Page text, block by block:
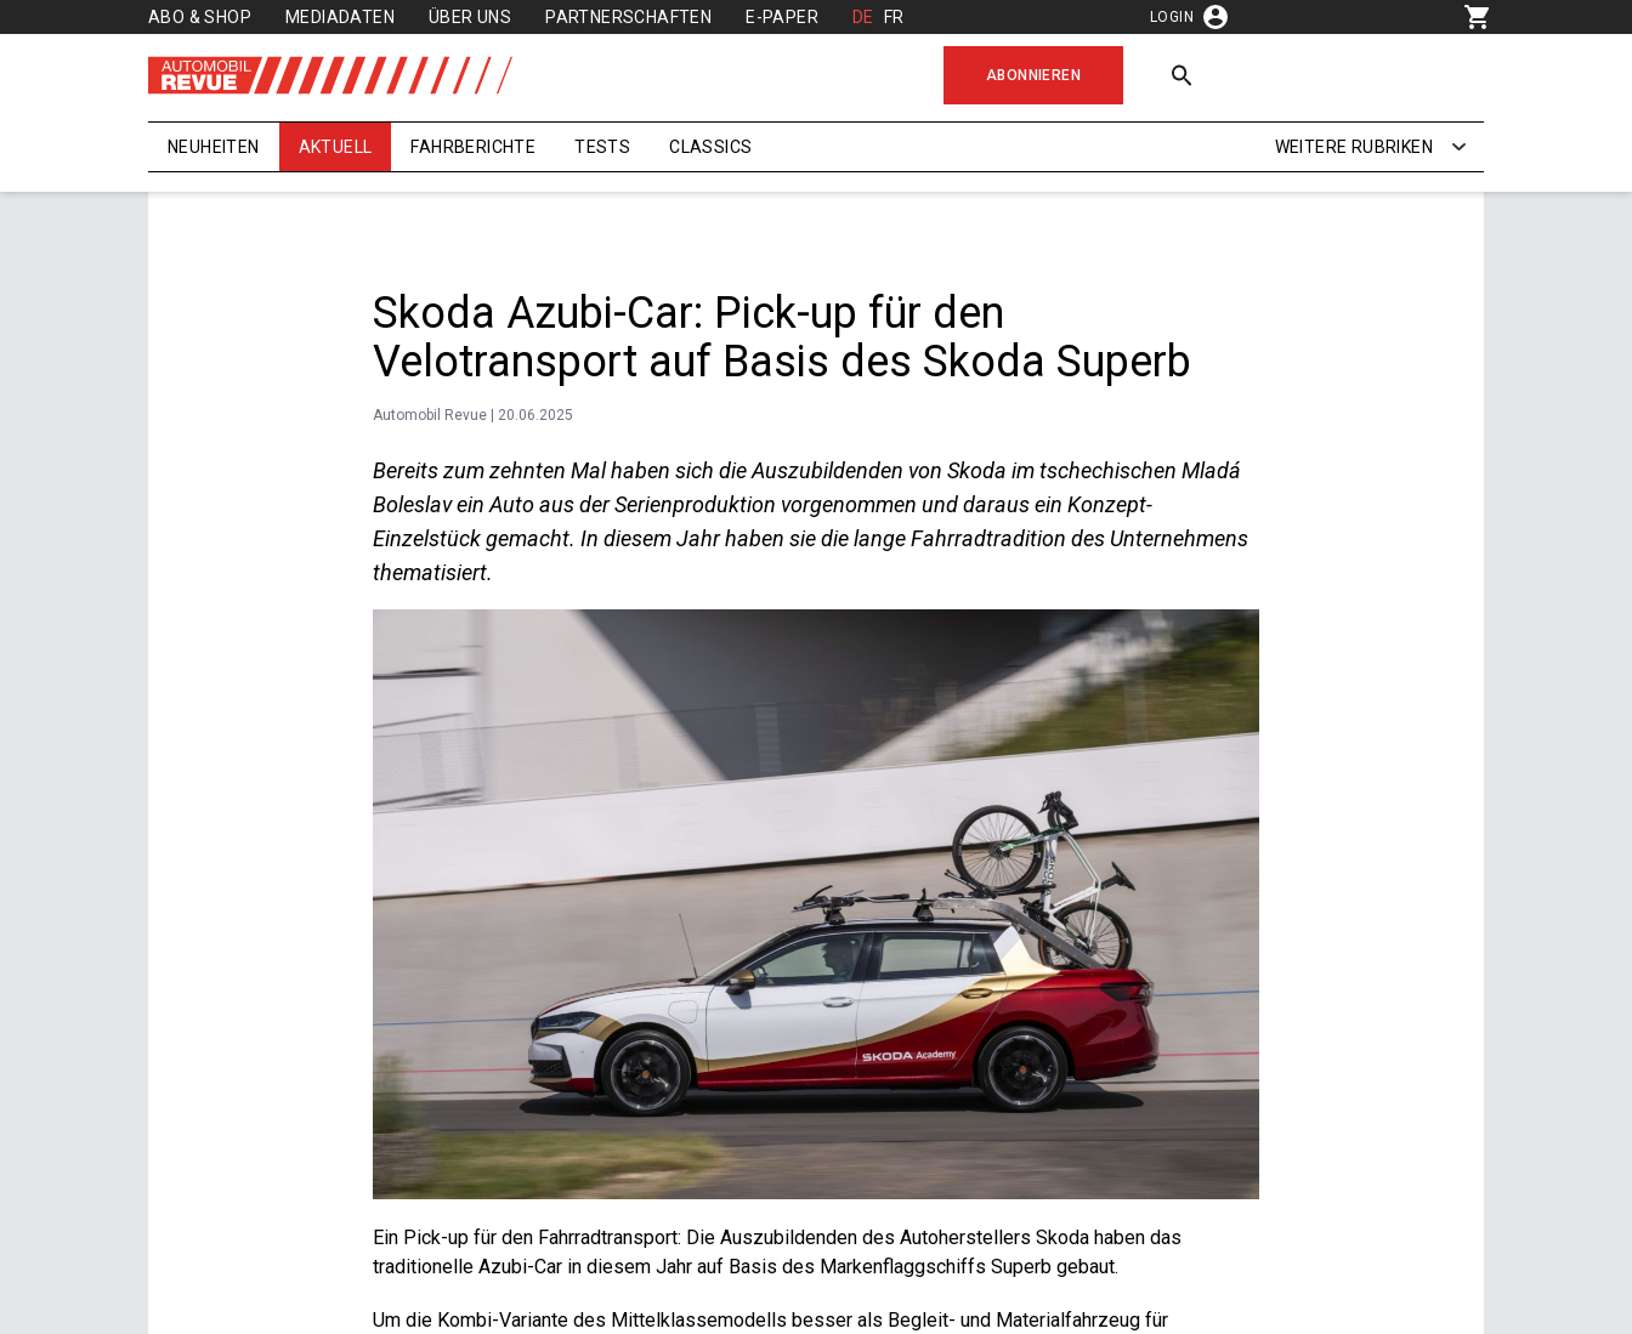
ABO & SHOP MEDIADATEN ÜBER UNS PARTNERSCHAFTEN E-PAPER DE FR LOGIN
ABONNIEREN
NEUHEITEN AKTUELL FAHRBERICHTE TESTS CLASSICS WEITERE RUBRIKEN
Skoda Azubi-Car: Pick-up für den
Velotransport auf Basis des Skoda Superb
Automobil Revue | 20.06.2025
Bereits zum zehnten Mal haben sich die Auszubildenden von Skoda im tschechischen Mladá
Boleslav ein Auto aus der Serienproduktion vorgenommen und daraus ein Konzept-
Einzelstück gemacht. In diesem Jahr haben sie die lange Fahrradtradition des Unternehmens
thematisiert.
Ein Pick-up für den Fahrradtransport: Die Auszubildenden des Autoherstellers Skoda haben das
traditionelle Azubi-Car in diesem Jahr auf Basis des Markenflaggschiffs Superb gebaut.
Um die Kombi-Variante des Mittelklassemodells besser als Begleit- und Materialfahrzeug für